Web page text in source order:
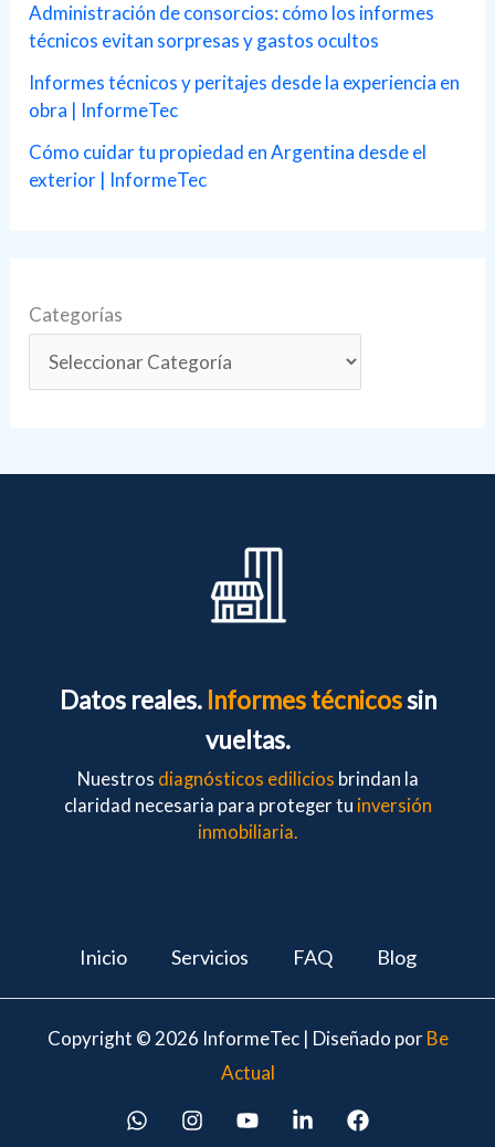
Administración de consorcios: cómo los informes
técnicos evitan sorpresas y gastos ocultos
Informes técnicos y peritajes desde la experiencia en
obra | InformeTec
Cómo cuidar tu propiedad en Argentina desde el
exterior | InformeTec
Categorías
Datos reales. Informes técnicossin
vueltas.
Nuestros diagnósticos edilicios brindan la
claridad necesaria para proteger tu inversión
inmobiliaria.
Inicio Servicios FAQ Blog
Copyright © 2026 InformeTec | Diseñado por Be
Actual